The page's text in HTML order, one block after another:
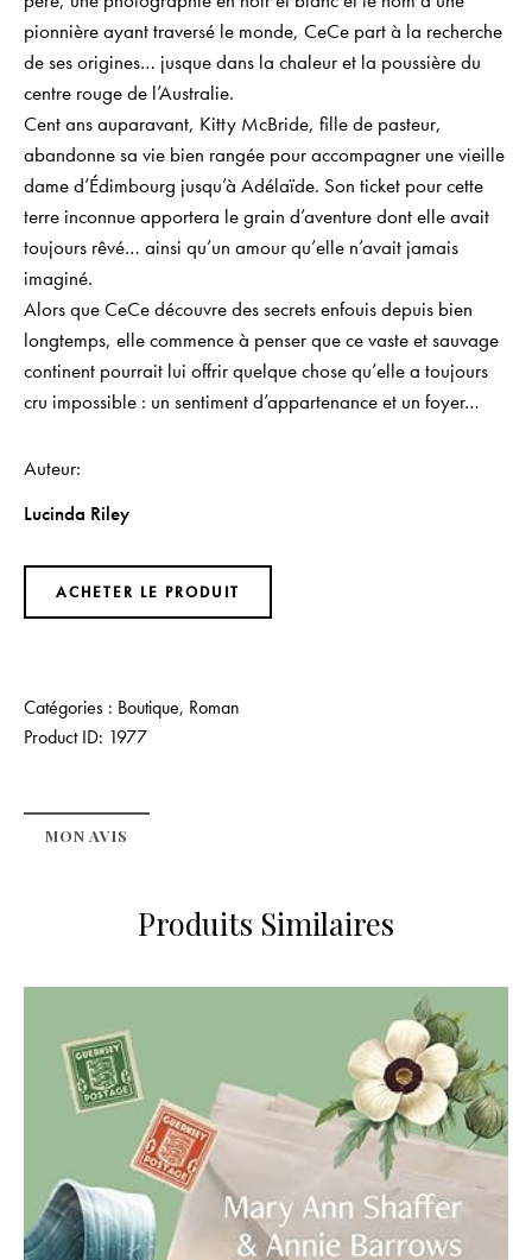
pionnière ayant traversé le monde, CeCe part à la recherche
de ses origines… jusque dans la chaleur et la poussière du
centre rouge de l’Australie.
Cent ans auparavant, Kitty McBride, fille de pasteur,
abandonne sa vie bien rangée pour accompagner une vieille
dame d’Édimbourg jusqu’à Adélaïde. Son ticket pour cette
terre inconnue apportera le grain d’aventure dont elle avait
toujours rêvé… ainsi qu’un amour qu’elle n’avait jamais
imaginé.
Alors que CeCe découvre des secrets enfouis depuis bien
longtemps, elle commence à penser que ce vaste et sauvage
continent pourrait lui offrir quelque chose qu’elle a toujours
cru impossible : un sentiment d’appartenance et un foyer…
Auteur
Lucinda Riley
ACHETER LE PRODUIT
Catégories : Boutique, Roman
Product ID: 1977
MON AVIS
Produits Similaires